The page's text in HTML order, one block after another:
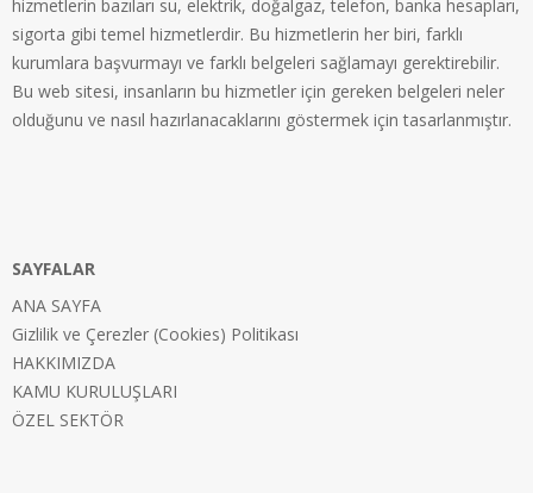
hizmetlerin bazıları su, elektrik, doğalgaz, telefon, banka hesapları,
sigorta gibi temel hizmetlerdir. Bu hizmetlerin her biri, farklı
kurumlara başvurmayı ve farklı belgeleri sağlamayı gerektirebilir.
Bu web sitesi, insanların bu hizmetler için gereken belgeleri neler
olduğunu ve nasıl hazırlanacaklarını göstermek için tasarlanmıştır.
SAYFALAR
ANA SAYFA
Gizlilik ve Çerezler (Cookies) Politikası
HAKKIMIZDA
KAMU KURULUŞLARI
ÖZEL SEKTÖR